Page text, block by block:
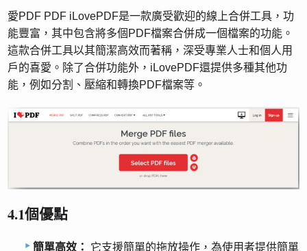
愛PDF PDF iLovePDF是一款廣受歡迎的線上合併工具，功
能豐富，其中包含將多個PDF檔案合併成一個檔案的功能。
這款合併工具以其簡潔高效而著稱，深受專業人士和個人用
戶的喜愛。除了合併功能外，iLovePDF還提供多種其他功
能，例如分割、壓縮和轉換PDF檔案等。
4.1個優點
簡單高效：
它支援簡單的拖放操作，為使用者提供簡單